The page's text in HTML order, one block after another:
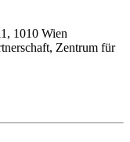
1010 Wien
Zentrum für